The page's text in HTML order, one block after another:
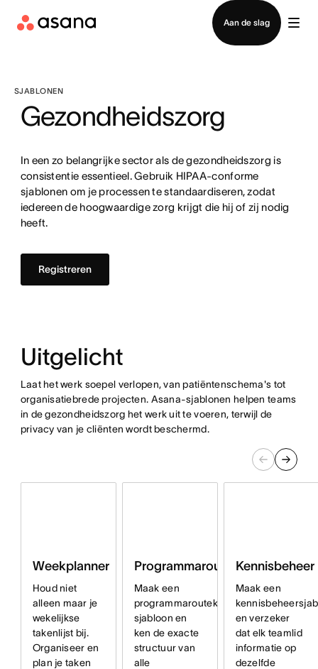
Aan de slag
Contact opnemen met verkoop
SJABLONEN
Gezondheidszorg
In een zo belangrijke sector als de gezondheidszorg is
consistentie essentieel. Gebruik HIPAA-conforme
sjablonen om je processen te standaardiseren, zodat
iedereen de hoogwaardige zorg krijgt die hij of zij nodig
heeft.
Registreren
Uitgelicht
Laat het werk soepel verlopen, van patiëntenschema's tot
organisatiebrede projecten. Asana-sjablonen helpen teams
in de gezondheidszorg het werk uit te voeren, terwijl de
privacy van je cliënten wordt beschermd.
Weekplanner
Houd niet
alleen maar je
wekelijkse
takenlijst bij.
Organiseer en
plan je taken
Programmaroutekaart
Maak een
programmaroutekaart-
sjabloon en
ken de exacte
structuur van
alle
Kennisbeheer
Maak een
en verzeker
dat elk teamlid
informatie op
dezelfde